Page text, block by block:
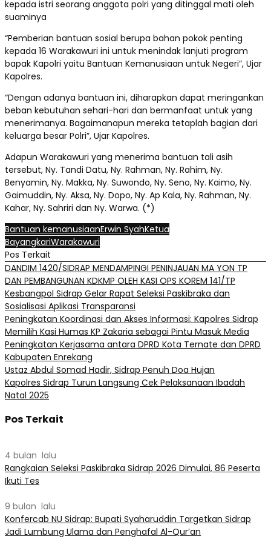
kepada istri seorang anggota polri yang ditinggal mati oleh
suaminya
“Pemberian bantuan sosial berupa bahan pokok penting
kepada 16 Warakawuri ini untuk menindak lanjuti program
bapak Kapolri yaitu Bantuan Kemanusiaan untuk Negeri”, Ujar
Kapolres.
“Dengan adanya bantuan ini, diharapkan dapat meringankan
beban kebutuhan sehari-hari dan bermanfaat untuk yang
menerimanya. Bagaimanapun mereka tetaplah bagian dari
keluarga besar Polri”, Ujar Kapolres.
Adapun Warakawuri yang menerima bantuan tali asih
tersebut, Ny. Tandi Datu, Ny. Rahman, Ny. Rahim, Ny.
Benyamin, Ny. Makka, Ny. Suwondo, Ny. Seno, Ny. Kaimo, Ny.
Gaimuddin, Ny. Aksa, Ny. Dopo, Ny. Ap Kala, Ny. Rahman, Ny.
Kahar, Ny. Sahriri dan Ny. Warwa. (*)
Bantuan kemanusiaanErwin SyahKetua
BayangkariWarakawuri
Pos Terkait
DANDIM 1420/SIDRAP MENDAMPINGI PENINJAUAN MA YON TP
DAN PEMBANGUNAN KDKMP OLEH KASI OPS KOREM 141/TP
Kesbangpol Sidrap Gelar Rapat Seleksi Paskibraka dan
Sosialisasi Aplikasi Transparansi
Peningkatan Koordinasi dan Akses Informasi: Kapolres Sidrap
Memilih Kasi Humas KP Zakaria sebagai Pintu Masuk Media
Peningkatan Kerjasama antara DPRD Kota Ternate dan DPRD
Kabupaten Enrekang
Ustaz Abdul Somad Hadir, Sidrap Penuh Doa Hujan
Kapolres Sidrap Turun Langsung Cek Pelaksanaan Ibadah
Natal 2025
Pos Terkait
4 bulan lalu
Rangkaian Seleksi Paskibraka Sidrap 2026 Dimulai, 86 Peserta
Ikuti Tes
9 bulan lalu
Konfercab NU Sidrap: Bupati Syaharuddin Targetkan Sidrap
Jadi Lumbung Ulama dan Penghafal Al-Qur’an